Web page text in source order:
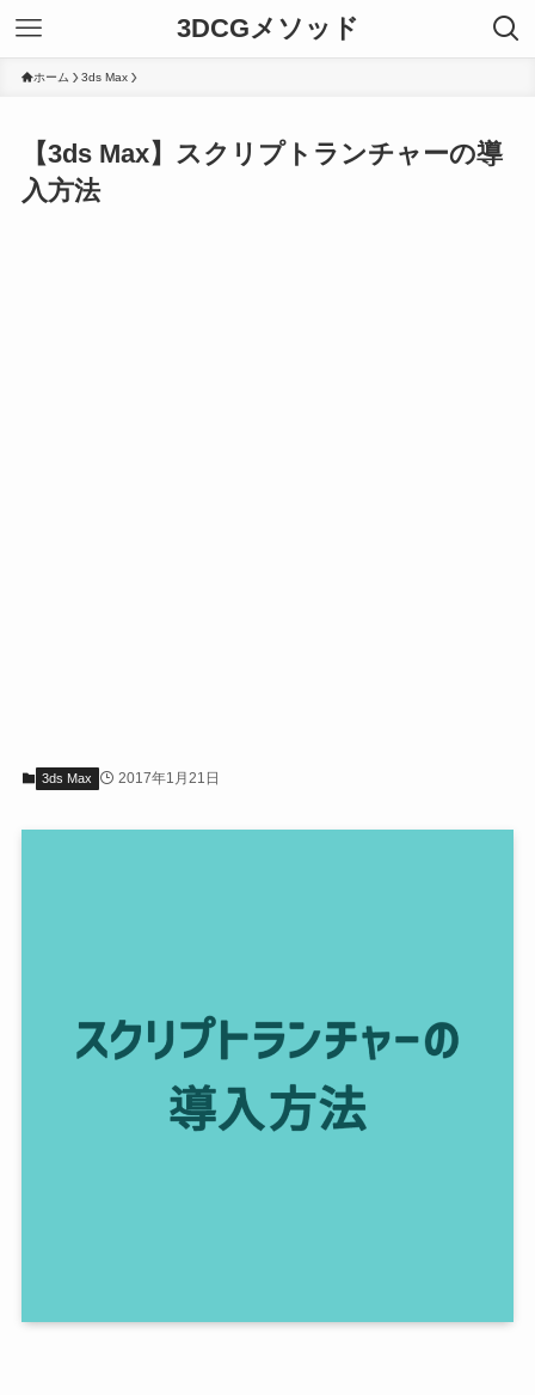
3DCGメソッド
ホーム 3ds Max
【3ds Max】スクリプトランチャーの導
入方法
3ds Max 2017年1月21日